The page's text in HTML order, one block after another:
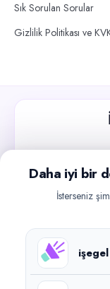
Sık Sorulan Sorular
Gizlilik Politikası ve
Güncel iş
Daha iyi bir
İsterseniz